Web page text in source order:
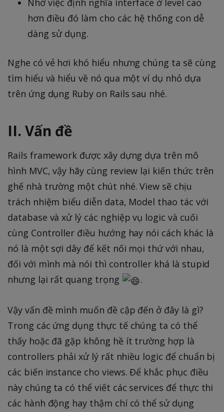
Nhờ việc định nghĩa interface ở level cao
hơn điều đó làm cho các hệ thống con dễ
dàng sử dụng.
Nghe có vẻ hơi khó hiểu nhưng chúng ta sẽ cùng
tìm hiểu và hiểu về nó qua một ví dụ nhỏ dựa
trên ứng dụng Ruby on Rails sau nhé.
II. Vấn đề
Rails framework được xây dựng dựa trên mô
hình MVC, vậy hãy cùng review lại kiến thức trên
ghế nhà trường một chút nhé. View sẽ chịu
trách nhiệm biểu diễn data, Model thao tác với
database và xử lý các nghiệp vụ logic và cuối
cùng Controller điều hướng hay nói cách khác là
nó là một sợi dây để kết nối mọi thứ với nhau,
đối với mình mà nói thì controller khá là stupid
nhưng lại rất quang trọng
.
Vậy vấn đề mình muốn đề cập đến ở đây là gì?
Trong các ứng dụng thực tế chúng ta có thể
thấy hoặc đã gặp không hề ít trường hợp là
controllers phải xử lý rất nhiều logic để chuẩn bị
các biến instance cho views. Để khắc phục điều
này chúng ta có thể viết các services để thực thi
các hành động hay thậm chí có thể sử dụng